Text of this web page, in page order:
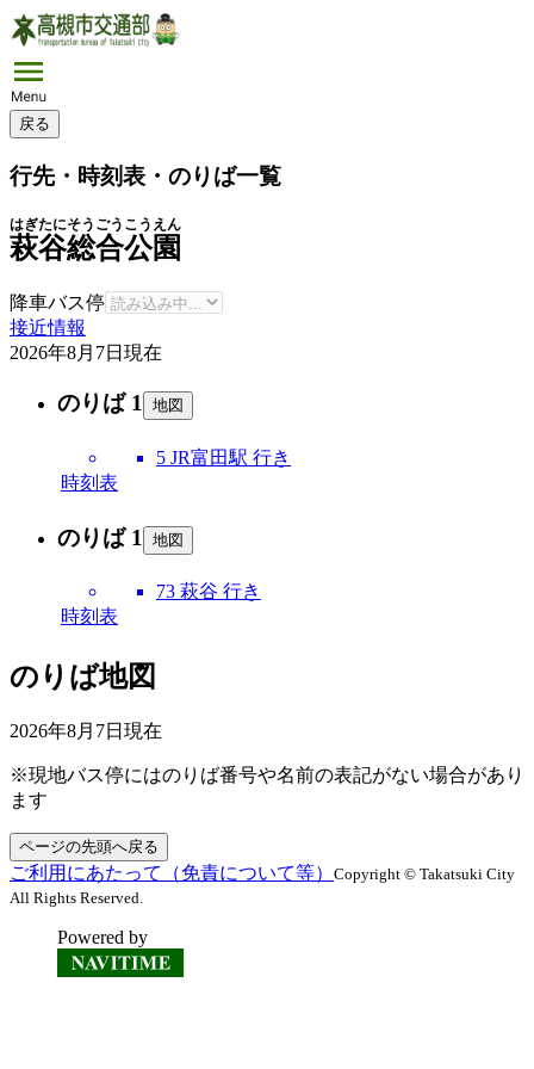
戻る
行先・時刻表・のりば一覧
萩谷総合公園
はぎたにそうごうこうえん
降車バス停
接近情報
2026年8月7日 現在
のりば 1 地図
5 JR富田駅 行き
時刻表
のりば 1 地図
73 萩谷 行き
時刻表
のりば地図
2026年8月7日 現在
※現地バス停にはのりば番号や名前の表記がない場合があり
ます
ページの先頭へ戻る
ご利用にあたって（免責について等） Copyright © Takatsuki City
All Rights Reserved.
Powered by